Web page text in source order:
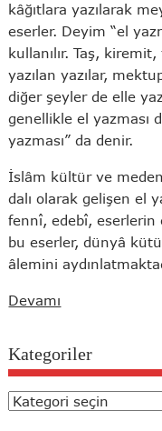
kâğıtlara yazılarak
eserler. Deyim “el
kullanılır. Taş,
yazılan yazılar,
diğer şeyler de elle
genellikle el yazması
yazması” da denir.
İslâm kültür ve
dalı olarak gelişen el
fennî, edebî, eserlerin
bu eserler, dünyâ
âlemini
Devamı
Kategoriler
Kategoriler